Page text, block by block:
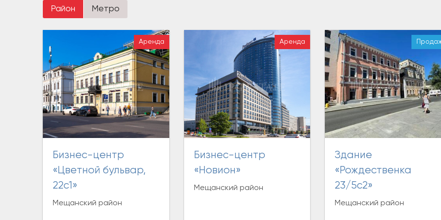
Район Метро
Аренда
Бизнес-центр
«Цветной бульвар,
22с1»
Мещанский район
Аренда
Бизнес-центр
«Новион»
Мещанский район
Здание
«Рождественка
23/5с2»
Мещанский район